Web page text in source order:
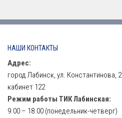
НАШИ КОНТАКТЫ
Адрес:
город Лабинск, ул. Константинова, 2
кабинет 122
Режим работы ТИК Лабинская:
9.00 – 18.00 (понедельник-четверг)